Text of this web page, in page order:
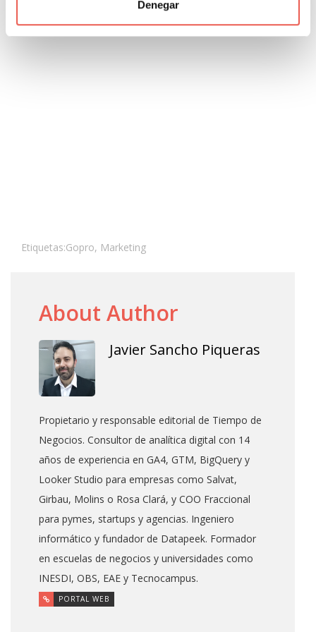
Denegar
Etiquetas:Gopro, Marketing
About Author
Javier Sancho Piqueras
Propietario y responsable editorial de Tiempo de
Negocios. Consultor de analítica digital con 14
años de experiencia en GA4, GTM, BigQuery y
Looker Studio para empresas como Salvat,
Girbau, Molins o Rosa Clará, y COO Fraccional
para pymes, startups y agencias. Ingeniero
informático y fundador de Datapeek. Formador
en escuelas de negocios y universidades como
INESDI, OBS, EAE y Tecnocampus.
PORTAL WEB